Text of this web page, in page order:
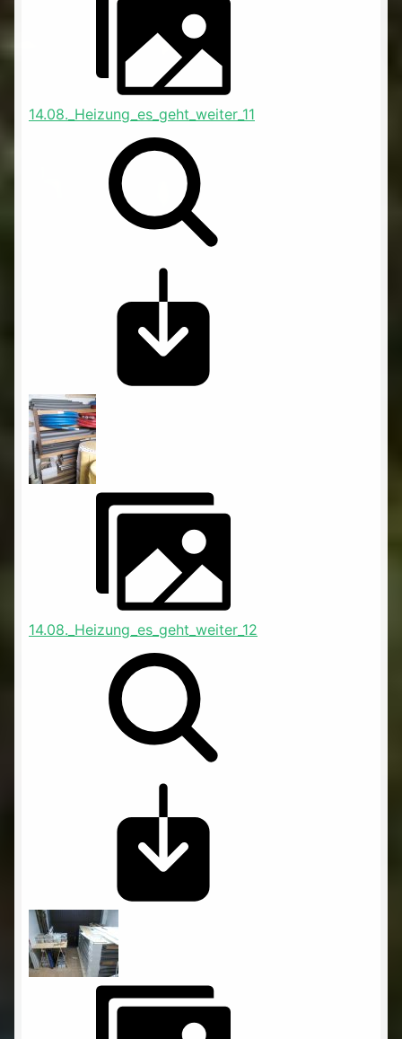
14.08._Heizung_es_geht_weiter_11
14.08._Heizung_es_geht_weiter_12